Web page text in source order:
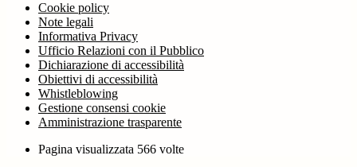
Cookie policy
Note legali
Informativa Privacy
Ufficio Relazioni con il Pubblico
Dichiarazione di accessibilità
Obiettivi di accessibilità
Whistleblowing
Gestione consensi cookie
Amministrazione trasparente
Pagina visualizzata 566 volte